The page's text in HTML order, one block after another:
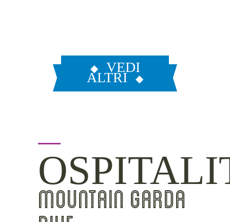
VEDI
ALTRI
MOUNTAIN GARDA